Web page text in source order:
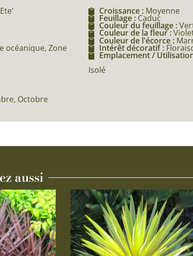
océanique, Zone
Octobre
Croissance : Moyenne
Feuillage : Caduc
Couleur du feuillage :
Couleur de la fleur :
Couleur de l'écorce :
Intérêt décoratif :
Emplacement /
Isolé
aussi
Ce
produit
a
plusieurs
variations.